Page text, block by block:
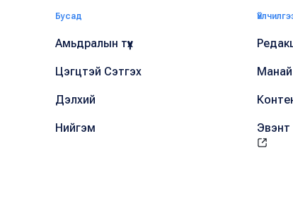
Бусад
Амьдралын түүх
Цэгцтэй Сэтгэх
Дэлхий
Нийгэм
Манай